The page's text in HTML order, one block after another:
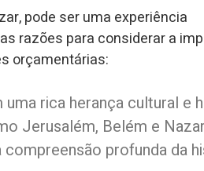
pode ser uma experiência
razões para considerar a
orçamentárias:
rica herança cultural e
Jerusalém, Belém e
profunda da